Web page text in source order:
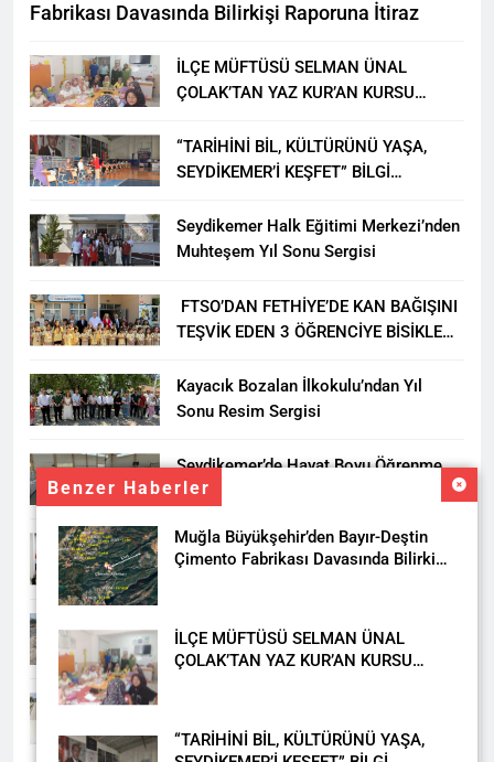
Benzer Haberler
Muğla Büyükşehir’den Bayır-Deştin
Çimento Fabrikası Davasında Bilirkişi
İLÇE MÜFTÜSÜ SELMAN ÜNAL
ÇOLAK’TAN YAZ KUR’AN KURSU
“TARİHİNİ BİL, KÜLTÜRÜNÜ YAŞA,
Fabrikası Davasında Bilirkişi Raporuna İtiraz
İLÇE MÜFTÜSÜ SELMAN ÜNAL
ÇOLAK’TAN YAZ KUR’AN KURSU
“TARİHİNİ BİL, KÜLTÜRÜNÜ YAŞA,
SEYDİKEMER’İ KEŞFET” BİLGİ
Seydikemer Halk Eğitimi Merkezi’nden
Muhteşem Yıl Sonu Sergisi
FTSO’DAN FETHİYE’DE KAN BAĞIŞINI
TEŞVİK EDEN 3 ÖĞRENCİYE BİSİKLET
Kayacık Bozalan İlkokulu’ndan Yıl
Sonu Resim Sergisi
Seydikemer’de Hayat Boyu Öğrenme
Haftası Kadıköy Sergisiyle Başladı
DALAMAN KENT PARK PROJESİ İÇİN
BAŞKAN DURMUŞ’A YETKİ VERİLDİ
Seydikemer’de Akçay Deresi Tepkisi
Büyüyor: “Yetkililer Vatandaşın Sesini
Duysun”
Tutuklama